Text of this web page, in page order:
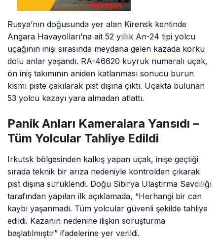
Rusya’nın doğusunda yer alan Kirensk kentinde
Angara Havayolları’na ait 52 yıllık An-24 tipi yolcu
uçağının inişi sırasında meydana gelen kazada korku
dolu anlar yaşandı. RA-46620 kuyruk numaralı uçak,
ön iniş takımının aniden katlanması sonucu burun
kısmı piste çakılarak pist dışına çıktı. Uçakta bulunan
53 yolcu kazayı yara almadan atlattı.
Panik Anları Kameralara Yansıdı –
Tüm Yolcular Tahliye Edildi
Irkutsk bölgesinden kalkış yapan uçak, inişe geçtiği
sırada teknik bir arıza nedeniyle kontrolden çıkarak
pist dışına sürüklendi. Doğu Sibirya Ulaştırma Savcılığı
tarafından yapılan ilk açıklamada, “Herhangi bir can
kaybı yaşanmadı. Tüm yolcular güvenli şekilde tahliye
edildi. Kazanın nedenine ilişkin soruşturma
başlatılmıştır” ifadelerine yer verildi.